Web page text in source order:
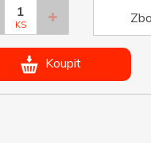
KS
Koupit